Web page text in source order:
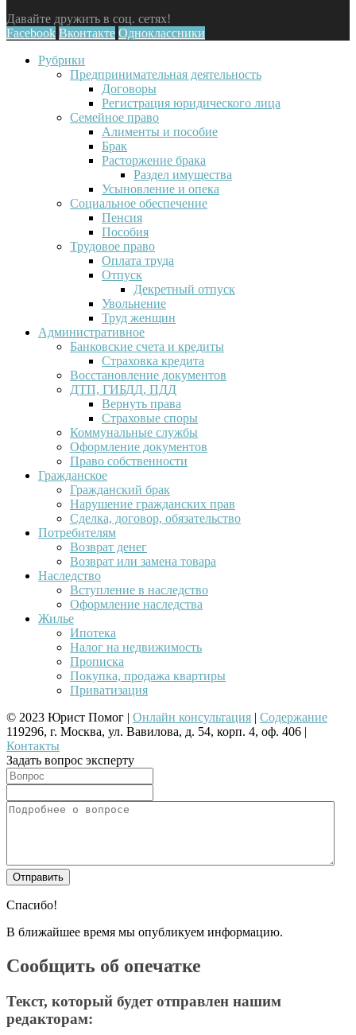
Давайте дружить в соц. сетях!
Facebook Вконтакте Одноклассники
Рубрики
Предпринимательная деятельность
Договоры
Регистрация юридического лица
Семейное право
Алименты и пособие
Брак
Расторжение брака
Раздел имущества
Усыновление и опека
Социальное обеспечение
Пенсия
Пособия
Трудовое право
Оплата труда
Отпуск
Декретный отпуск
Увольнение
Труд женщин
Административное
Банковские счета и кредиты
Страховка кредита
Восстановление документов
ДТП, ГИБДД, ПДД
Вернуть права
Страховые споры
Коммунальные службы
Оформление документов
Право собственности
Гражданское
Гражданский брак
Нарушение гражданских прав
Сделка, договор, обязательство
Потребителям
Возврат денег
Возврат или замена товара
Наследство
Вступление в наследство
Оформление наследства
Жилье
Ипотека
Налог на недвижимость
Прописка
Покупка, продажа квартиры
Приватизация
© 2023 Юрист Помог | Онлайн консультация | Содержание
119296, г. Москва, ул. Вавилова, д. 54, корп. 4, оф. 406 |
Контакты
Задать вопрос эксперту
Спасибо!
В ближайшее время мы опубликуем информацию.
Сообщить об опечатке
Текст, который будет отправлен нашим
редакторам: